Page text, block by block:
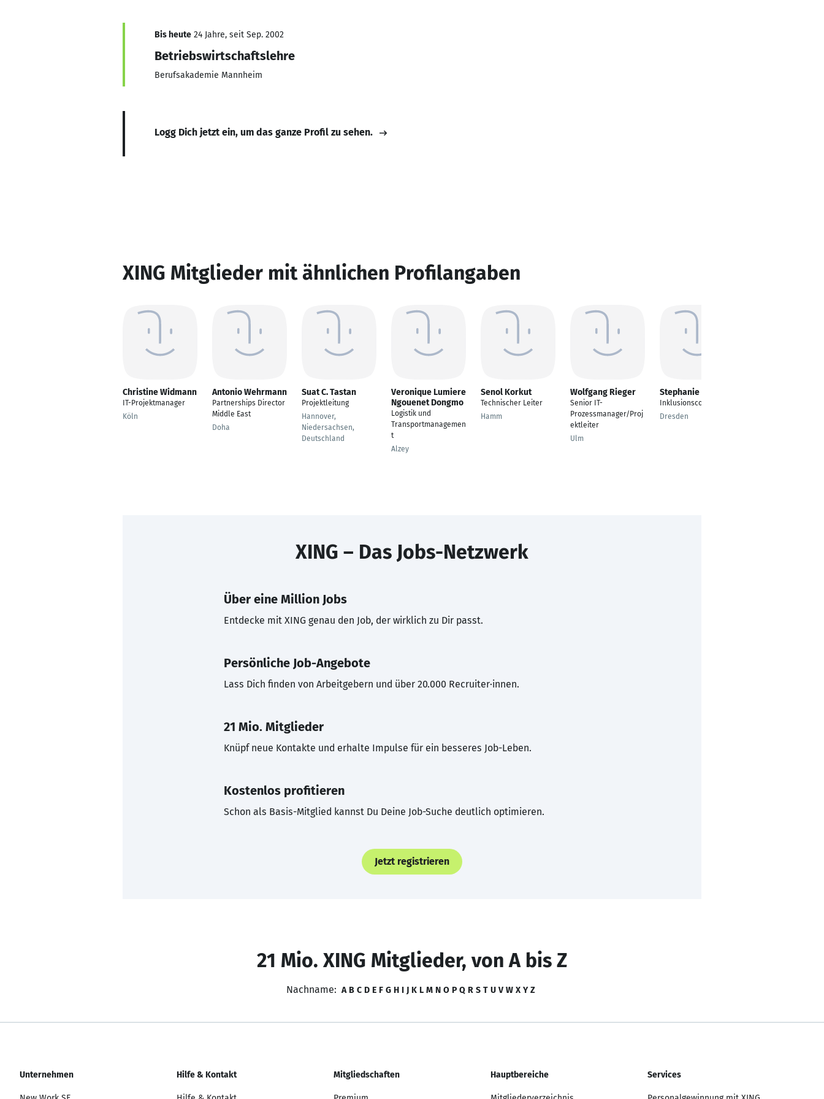
Bis heute 24 Jahre, seit Sep. 2002
Betriebswirtschaftslehre
Berufsakademie Mannheim
Logg Dich jetzt ein, um das ganze Profil zu sehen.
XING Mitglieder mit ähnlichen Profilangaben
Christine Widmann
IT-Projektmanager
Köln
Antonio Wehrmann
Partnerships Director
Middle East
Doha
Suat C. Tastan
Projektleitung
Hannover,
Niedersachsen,
Deutschland
Veronique Lumiere
Ngouenet Dongmo
Logistik und
Transportmanagemen
t
Alzey
Senol Korkut
Technischer Leiter
Hamm
Wolfgang Rieger
Senior IT-
Prozessmanager/Proj
ektleiter
Ulm
Stephanie Treppe
Inklusionscoach
Dresden
XING – Das Jobs-Netzwerk
Über eine Million Jobs
Entdecke mit XING genau den Job, der wirklich zu Dir passt.
Persönliche Job-Angebote
Lass Dich finden von Arbeitgebern und über 20.000 Recruiter·innen.
21 Mio. Mitglieder
Knüpf neue Kontakte und erhalte Impulse für ein besseres Job-Leben.
Kostenlos profitieren
Schon als Basis-Mitglied kannst Du Deine Job-Suche deutlich optimieren.
Jetzt registrieren
21 Mio. XING Mitglieder, von A bis Z
Nachname: A B C D E F G H I J K L M N O P Q R S T U V W X Y Z
Unternehmen Hilfe & Kontakt Mitgliedschaften Hauptbereiche Services